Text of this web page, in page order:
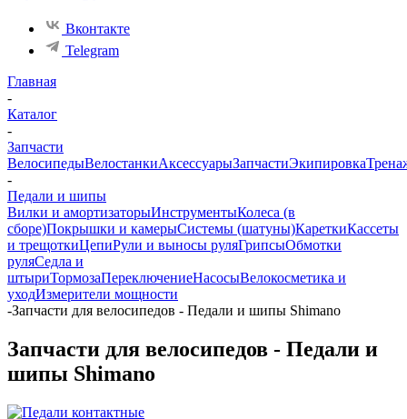
Вконтакте
Telegram
Главная
-
Каталог
-
Запчасти
ВелосипедыВелостанкиАксессуарыЗапчастиЭкипировка
-
Педали и шипы
Вилки и амортизаторыИнструментыКолеса (в
сборе)Покрышки и камерыСистемы (шатуны)КареткиКассеты
и трещоткиЦепиРули и выносы руляГрипсыОбмотки
руляСедла и
штыриТормозаПереключениеНасосыВелокосметика и
уходИзмерители мощности
-Запчасти для велосипедов - Педали и шипы Shimano
Запчасти для велосипедов - Педали и
шипы Shimano